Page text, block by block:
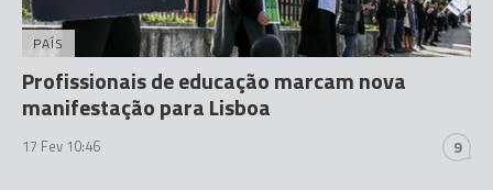
PAÍS
Profissionais de educação marcam nova
manifestação para Lisboa
17 Fev 10:46 9